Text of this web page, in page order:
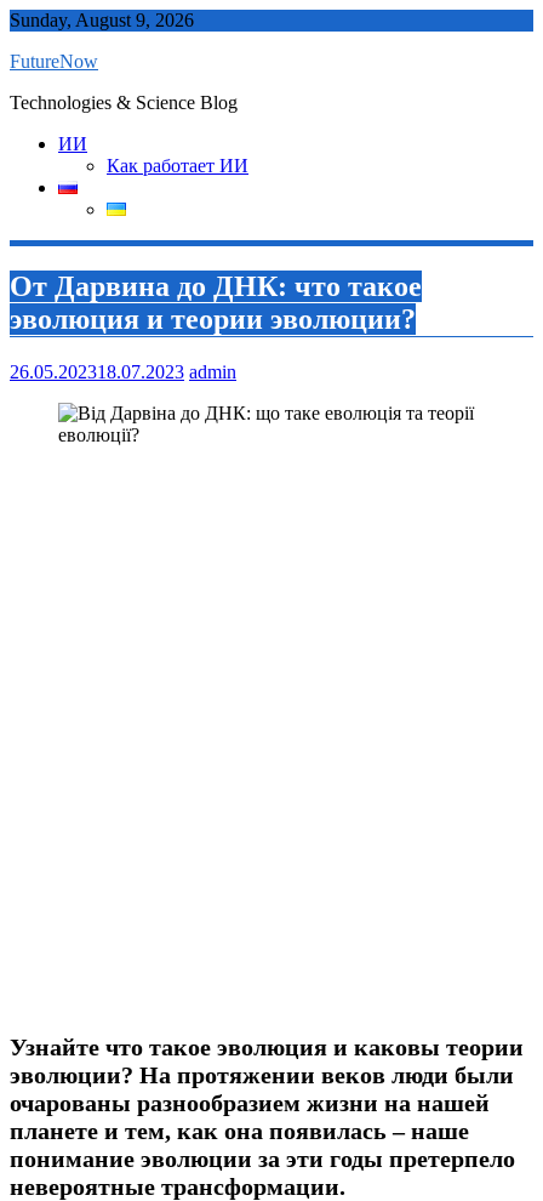
Skip
content
Sunday, August 9, 2026
FutureNow
Technologies & Science Blog
ИИ
Как работает ИИ
От Дарвина до ДНК: что такое
эволюция и теории эволюции?
26.05.202318.07.2023 admin
Узнайте что такое эволюция и каковы теории
эволюции? На протяжении веков люди были
очарованы разнообразием жизни на нашей
планете и тем, как она появилась – наше
понимание эволюции за эти годы претерпело
невероятные трансформации.